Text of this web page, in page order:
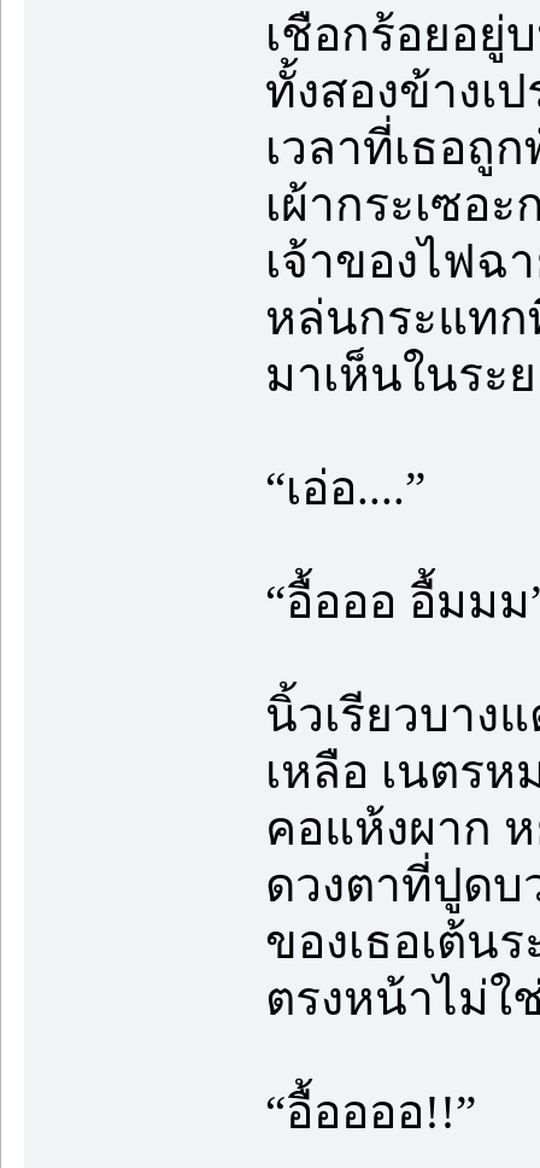
เชือกร้อยอยู่
ทั้งสองข้างเ
เวลาที่เธอถู
เผ้ากระเซอ
เจ้าของไฟฉ
หล่นกระแทก
มาเห็นในระ
“เอ่อ....”
“อื้อออ อื้มมม
นิ้วเรียวบาง
เหลือ เนตร
คอแห้งผาก
ดวงตาที่ปูดบ
ของเธอเต้น
ตรงหน้าไม่ใ
“อื้ออออ!!”